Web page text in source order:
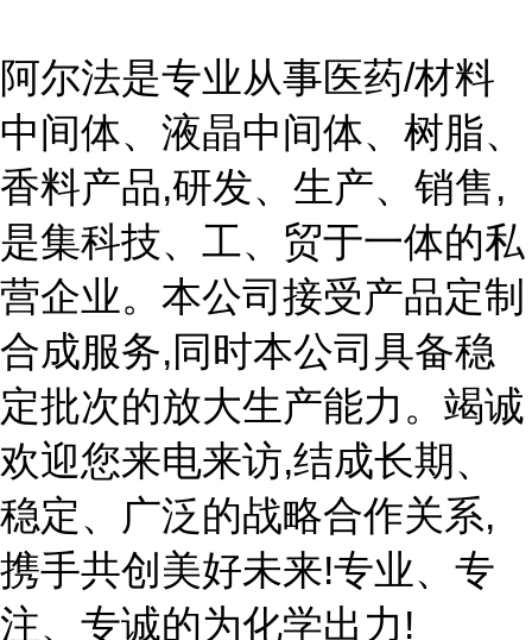
阿尔法是专业从事医药/材料
中间体、液晶中间体、树脂、
香料产品,研发、生产、销售,
是集科技、工、贸于一体的私
营企业。本公司接受产品定制
合成服务,同时本公司具备稳
定批次的放大生产能力。竭诚
欢迎您来电来访,结成长期、
稳定、广泛的战略合作关系,
携手共创美好未来!专业、专
注、专诚的为化学出力!